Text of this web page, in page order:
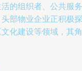
的组织者、公共服务
部物业企业正积极探
化建设等领域，其角